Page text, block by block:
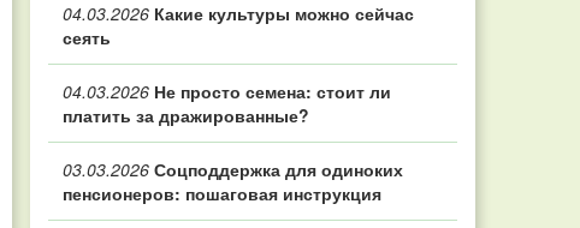
04.03.2026 Какие культуры можно сейчас
сеять
04.03.2026 Не просто семена: стоит ли
платить за дражированные?
03.03.2026 Соцподдержка для одиноких
пенсионеров: пошаговая инструкция